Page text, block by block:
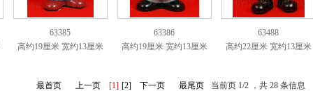
63385
高约19厘米 宽约13厘米
63386
高约19厘米 宽约13厘米
63488
高约22厘米 宽约13厘米
最首页 上一页 [1] [2] 下一页 最尾页 当前页 1/2 ，共 28 条信息